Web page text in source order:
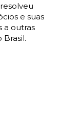
e suas
a outras
Brasil.